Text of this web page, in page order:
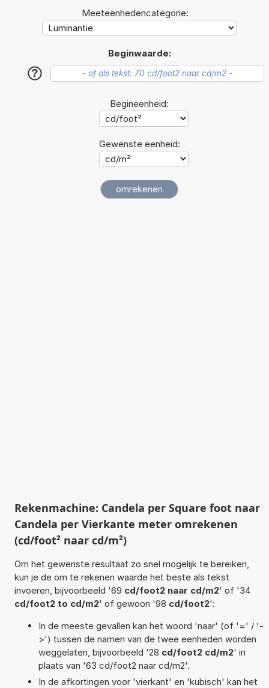
Meeteenhedencategorie:
Beginwaarde:
?
Begineenheid:
Gewenste eenheid:
Rekenmachine: Candela per Square foot naar
Candela per Vierkante meter omrekenen
(cd/foot² naar cd/m²)
Om het gewenste resultaat zo snel mogelijk te bereiken,
kun je de om te rekenen waarde het beste als tekst
invoeren, bijvoorbeeld '69 cd/foot2 naar cd/m2' of '34
cd/foot2 to cd/m2' of gewoon '98 cd/foot2':
In de meeste gevallen kan het woord 'naar' (of '=' / '-
>') tussen de namen van de twee eenheden worden
weggelaten, bijvoorbeeld '28 cd/foot2 cd/m2' in
plaats van '63 cd/foot2 naar cd/m2'.
In de afkortingen voor 'vierkant' en 'kubisch' kan het